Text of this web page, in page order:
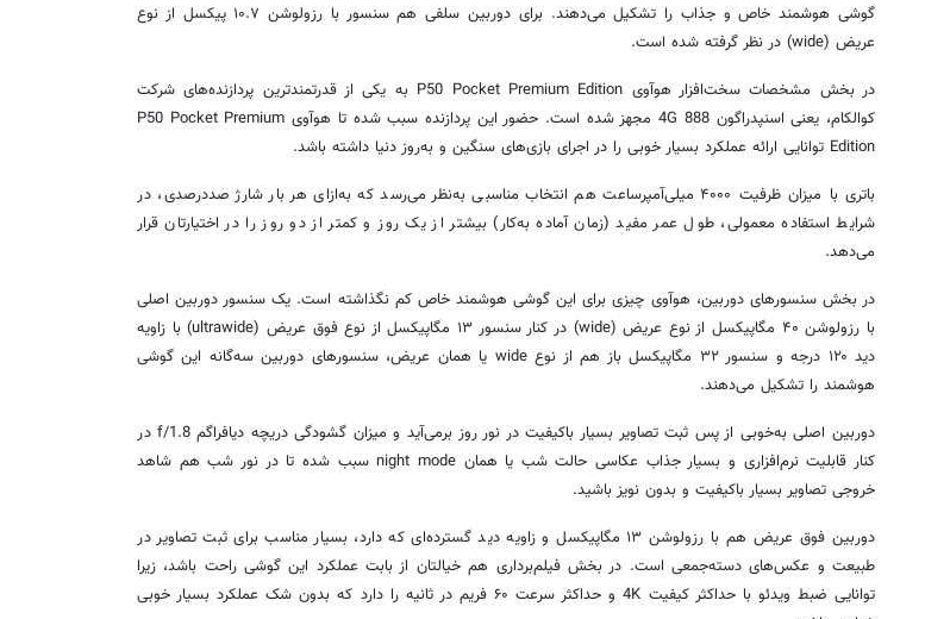
گوشی هوشمند خاص و جذاب را تشکیل می‌دهند. برای دوربین سلفی هم سنسور با رزولوشن ۱۰.۷ پیکسل از نوع
عریض (wide) در نظر گرفته شده است.
در بخش مشخصات سخت‌افزار هوآوی
کوالکام، یعنی اسنپدراگون 888 4G مجهز شده است. حضور این پردازنده سبب شده تا هوآوی P50 Pocket Premium
Edition توانایی ارائه عملکرد بسیار خوبی را در اجرای بازی‌های سنگین و به‌روز دنیا داشته باشد.
باتری با میزان ظرفیت
میلی‌آمپرساعت هم انتخاب مناسبی به‌نظر می‌رسد که به‌ازای هر بار شارژ صددرصدی، در
شرایط استفاده معمولی، طول عمر مفید (زمان آماده به‌کار) بیشتر از یک روز و کمتر از دو روز را در اختیارتان قرار
می‌دهد.
در بخش سنسورهای دوربین، هوآوی چیزی برای این گوشی هوشمند خاص کم نگذاشته است. یک سنسور دوربین اصلی
با رزولوشن ۴۰ مگاپیکسل از نوع عریض (wide) در کنار سنسور ۱۳ مگاپیکسل از نوع فوق عریض (ultrawide) با زاویه
دید ۱۲۰ درجه و سنسور ۳۲ مگاپیکسل باز هم از نوع wide یا همان عریض، سنسورهای دوربین سه‌گانه این گوشی
هوشمند را تشکیل می‌دهند.
دوربین اصلی به‌خوبی از پس ثبت تصاویر بسیار باکیفیت در نور روز برمی‌آید و میزان گشودگی دریچه دیافراگم f/1.8 در
کنار قابلیت نرم‌افزاری و بسیار جذاب عکاسی حالت شب یا همان night mode سبب شده تا در نور شب هم شاهد
خروجی تصاویر بسیار باکیفیت و بدون نویز باشید.
دوربین فوق عریض هم با رزولوشن ۱۳ مگاپیکسل و زاویه دید گسترده‌ای که دارد، بسیار مناسب برای ثبت تصاویر در
طبیعت و عکس‌های دسته‌جمعی است. در بخش فیلم‌برداری هم خیالتان از بابت عملکرد این گوشی راحت باشد، زیرا
توانایی ضبط ویدئو با حداکثر کیفیت 4K و حداکثر سرعت ۶۰ فریم در ثانیه را دارد که بدون شک عملکرد بسیار خوبی